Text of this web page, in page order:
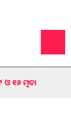
ଓ ୧୬ ମୃତ।